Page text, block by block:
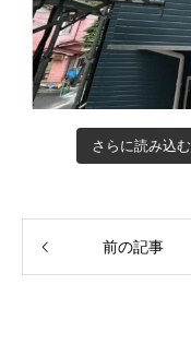
さらに読み込む
前の記事